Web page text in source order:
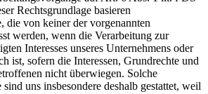
Rechtsgrundlage basieren
die von keiner der vorgenannten
werden, wenn die Verarbeitung zur
Interesses unseres Unternehmens oder
ist, sofern die Interessen, Grundrechte und
nicht überwiegen. Solche
uns insbesondere deshalb gestattet, weil